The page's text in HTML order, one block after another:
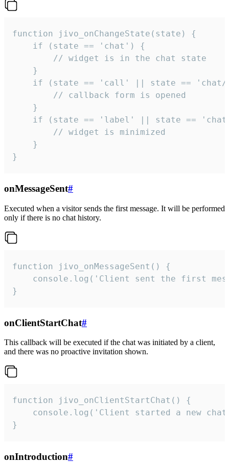
function jivo_onChangeState(state) {
    if (state == 'chat') {
        // widget is in the chat state
    }
if (state == 'call' || state ==
        // callback form is opened
    }
if (state == 'label' || state ==
        // widget is minimized
    }
}
onMessageSent#
Executed when a visitor sends the first message. It will be performed
only if there is no chat history.
function jivo_onMessageSent() {
console.log('Client sent the first
}
onClientStartChat#
This callback will be executed if the chat was initiated by a client,
and there was no proactive invitation shown.
function jivo_onClientStartChat() {
console.log('Client started a new
}
onIntroduction#